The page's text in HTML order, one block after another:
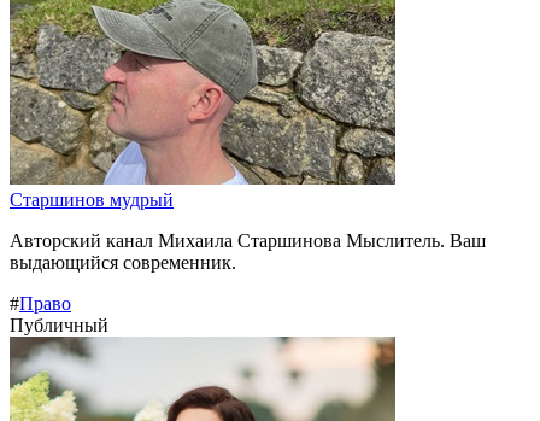
Старшинов мудрый
Авторский канал Михаила Старшинова Мыслитель. Ваш
выдающийся современник.
#Право
Публичный